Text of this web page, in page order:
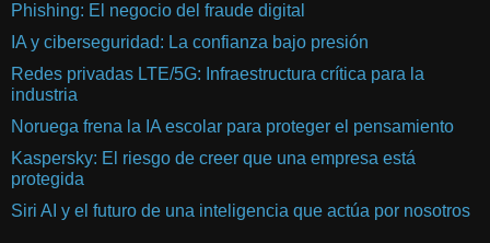
Phishing: El negocio del fraude digital
IA y ciberseguridad: La confianza bajo presión
Redes privadas LTE/5G: Infraestructura crítica para la
industria
Noruega frena la IA escolar para proteger el pensamiento
Kaspersky: El riesgo de creer que una empresa está
protegida
Siri AI y el futuro de una inteligencia que actúa por nosotros